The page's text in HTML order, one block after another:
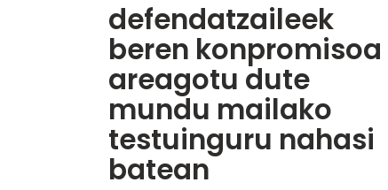
defendatzaileek
beren konpromisoa
areagotu dute
mundu mailako
testuinguru nahasi
batean